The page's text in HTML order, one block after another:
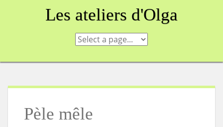
Les ateliers d'Olga
Pèle mêle